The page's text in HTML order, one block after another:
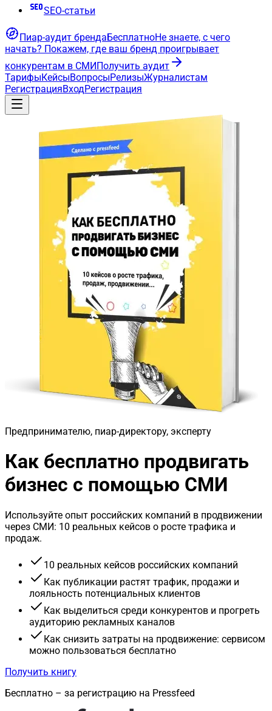
SEO-статьи
Пиар-аудит брендаБесплатноНе знаете, с чего
начать? Покажем, где ваш бренд проигрывает
конкурентам в СМИПолучить аудит
ТарифыКейсыВопросыРелизыЖурналистам
РегистрацияВходРегистрация
Предпринимателю, пиар-директору, эксперту
Как бесплатно продвигать
бизнес с помощью СМИ
Используйте опыт российских компаний в продвижении
через СМИ: 10 реальных кейсов о росте трафика и
продаж.
10 реальных кейсов российских компаний
Как публикации растят трафик, продажи и
лояльность потенциальных клиентов
Как выделиться среди конкурентов и прогреть
аудиторию рекламных каналов
Как снизить затраты на продвижение: сервисом
можно пользоваться бесплатно
Получить книгу
Бесплатно – за регистрацию на Pressfeed